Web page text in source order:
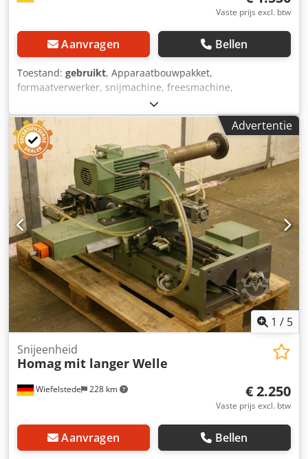
Vaste prijs excl. btw
Aanvragen Bellen
Toestand: gebruikt, Apparaatbouwpakket,
formaatverwerker, snijmachine, freesmachine,
profielfreesmachine, voegenfreesmachine, snijmachine,
dubbelzijdige profiler, kantenbewerkingsmachine,
scoremotor, versnipperaarmotor, freesmotor voor
kantenbewerkingsmachine -HOMAG freesunit kan worden
geribbeld, gegroefd en geprofileerd -met sleutel: van 2
zijden elk Credpob Uhvdjfx Alcof -Freestoestel: draaibaar
-2x motoren Perske -Vermogen: 0,6 kW -Voltage: 165 volt -
Frequentie: 300 Hz -Snelheid: 18000 rpm -andere motoren
met andere diensten op voorraad tegen een meerprijs -
Maten: 650/450/H600 mm -gewicht: 74 kg
Advertentie
1 / 5
Wiefelstede 228 km
Snijeenheid
Homag mit langer Welle
€ 2.250
Vaste prijs excl. btw
Aanvragen Bellen